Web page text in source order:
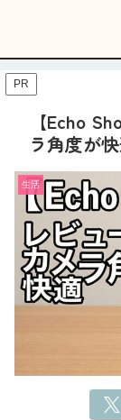
PR
【Echo
ラ角度が
生活